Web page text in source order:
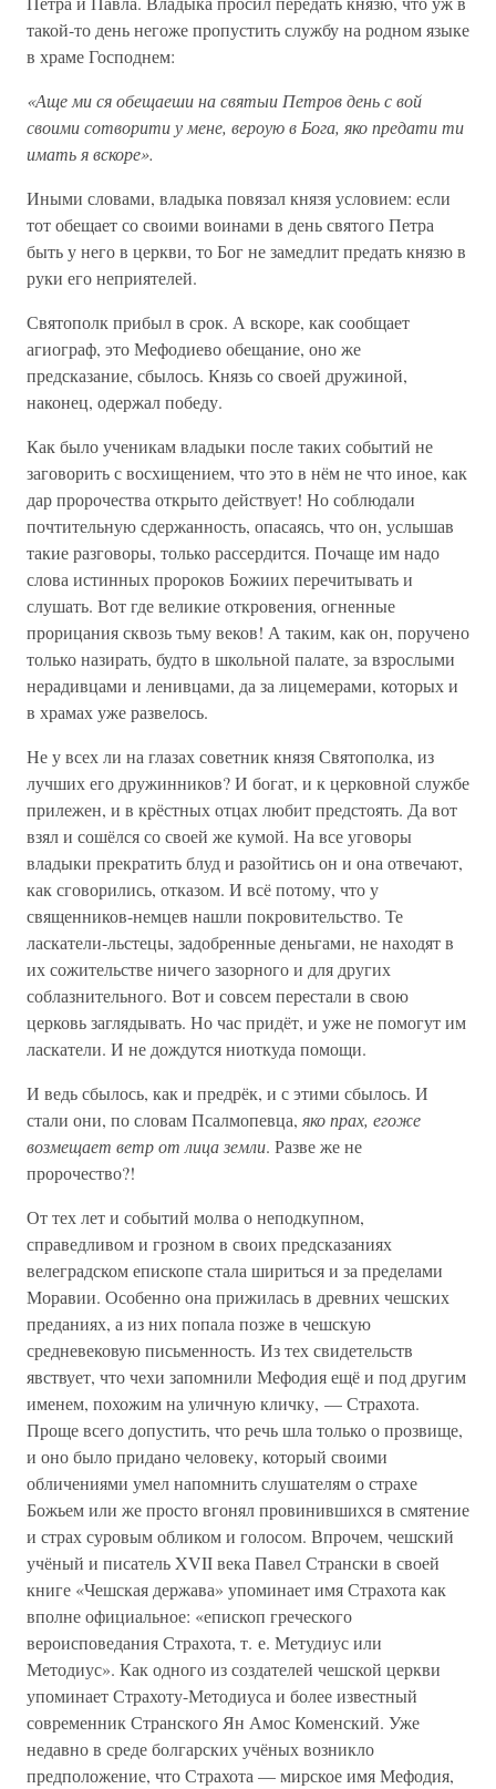
такой-то день негоже пропустить службу на родном языке
в храме Господнем:
«Аще ми ся обещаеши на святыи Петров день с вой
своими сотворити у мене, вероую в Бога, яко предати ти
имать я вскоре».
Иными словами, владыка повязал князя условием: если
тот обещает со своими воинами в день святого Петра
быть у него в церкви, то Бог не замедлит предать князю в
руки его неприятелей.
Святополк прибыл в срок. А вскоре, как сообщает
агиограф, это Мефодиево обещание, оно же
предсказание, сбылось. Князь со своей дружиной,
наконец, одержал победу.
Как было ученикам владыки после таких событий не
заговорить с восхищением, что это в нём не что иное, как
дар пророчества открыто действует! Но соблюдали
почтительную сдержанность, опасаясь, что он, услышав
такие разговоры, только рассердится. Почаще им надо
слова истинных пророков Божиих перечитывать и
слушать. Вот где великие откровения, огненные
прорицания сквозь тьму веков! А таким, как он, поручено
только назирать, будто в школьной палате, за взрослыми
нерадивцами и ленивцами, да за лицемерами, которых и
в храмах уже развелось.
Не у всех ли на глазах советник князя Святополка, из
лучших его дружинников? И богат, и к церковной службе
прилежен, и в крёстных отцах любит предстоять. Да вот
взял и сошёлся со своей же кумой. На все уговоры
владыки прекратить блуд и разойтись он и она отвечают,
как сговорились, отказом. И всё потому, что у
священников-немцев нашли покровительство. Те
ласкатели-льстецы, задобренные деньгами, не находят в
их сожительстве ничего зазорного и для других
соблазнительного. Вот и совсем перестали в свою
церковь заглядывать. Но час придёт, и уже не помогут им
ласкатели. И не дождутся ниоткуда помощи.
И ведь сбылось, как и предрёк, и с этими сбылось. И
стали они, по словам Псалмопевца, яко прах, егоже
возмещает ветр от лица земли. Разве же не
пророчество?!
От тех лет и событий молва о неподкупном,
справедливом и грозном в своих предсказаниях
велеградском епископе стала шириться и за пределами
Моравии. Особенно она прижилась в древних чешских
преданиях, а из них попала позже в чешскую
средневековую письменность. Из тех свидетельств
явствует, что чехи запомнили Мефодия ещё и под другим
именем, похожим на уличную кличку, — Страхота.
Проще всего допустить, что речь шла только о прозвище,
и оно было придано человеку, который своими
обличениями умел напомнить слушателям о страхе
Божьем или же просто вгонял провинившихся в смятение
и страх суровым обликом и голосом. Впрочем, чешский
учёный и писатель XVII века Павел Странски в своей
книге «Чешская держава» упоминает имя Страхота как
вполне официальное: «епископ греческого
вероисповедания Страхота, т. е. Метудиус или
Методиус». Как одного из создателей чешской церкви
упоминает Страхоту-Методиуса и более известный
современник Странского Ян Амос Коменский. Уже
недавно в среде болгарских учёных возникло
предположение, что Страхота — мирское имя Мефодия,